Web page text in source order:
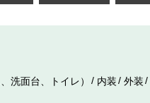
洗面台、トイレ） 内装 外装